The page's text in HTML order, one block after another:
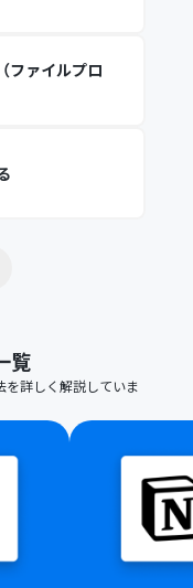
ファイルプロ
覧
を詳しく解説していま